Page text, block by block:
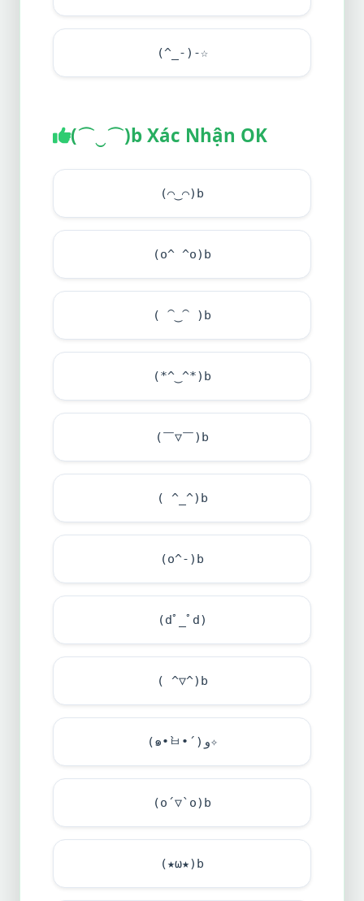
(^_-)-☆
(⌒‿⌒)b Xác Nhận OK
(⌒‿⌒)b
(o^ ^o)b
( ⁀‿⁀ )b
(*^‿^*)b
(￣▽￣)b
( ^_^)b
(o^-)b
(dﾟ_ﾟd)
( ^▽^)b
(๑•̀ㅂ•́)و✧
(o´▽`o)b
(★ω★)b